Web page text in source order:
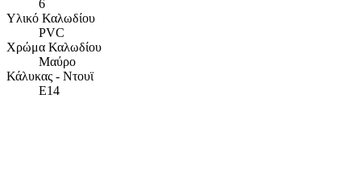
6
Υλικό Καλωδίου
PVC
Χρώμα Καλωδίου
Μαύρο
Κάλυκας - Ντουϊ
E14